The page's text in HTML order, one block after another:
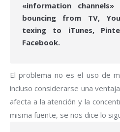
«information
bouncing from TV,
texing to iTunes,
Facebook.
El problema no es el uso de
incluso considerarse una
afecta a la atención y la
misma fuente, se nos dice lo